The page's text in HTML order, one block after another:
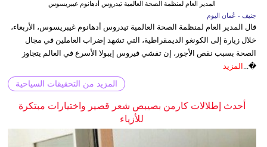
المدير العام لمنظمة الصحة العالمية تيدروس أدهانوم غيبريسوس
جنيف - عُمان اليوم
قال المدير العام لمنظمة الصحة العالمية تيدروس أدهانوم غيبريسوس، الأربعاء،
خلال زيارة إلى الكونغو الديمقراطية، التي تشهد إضراب العاملين في مجال
الصحة بسبب نقص الأجور، إن تفشي فيروس إيبولا الأسرع في العالم يتجاوز
�... المزيد
المزيد من التحقيقات السياحية
أحدث إطلالات كارمن بصيبص شعر قصير واختيارات مبتكرة
للأزياء